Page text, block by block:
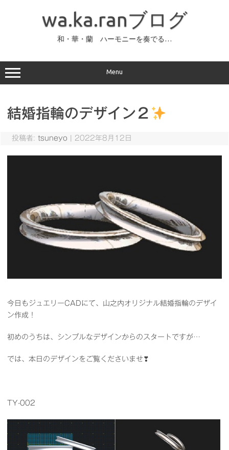
ッ
プ
wa.ka.ranブログ
和・華・蘭 ハーモニーを奏でる…
Menu
結婚指輪のデザイン２
投稿者: tsuneyo 2022年8月12日
今日もジュエリーCADにて、山之内オリジナル結婚指輪のデザイ
ン作成！
初めのうちは、シンプルなデザインからのスタートですが…
では、本日のデザインをご覧くださいませ❣
TY-002